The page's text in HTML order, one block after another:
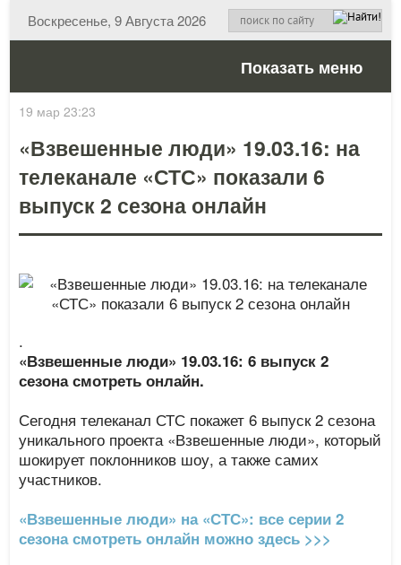
Воскресенье, 9 Августа 2026
Показать меню
19 мар 23:23
«Взвешенные люди» 19.03.16: на
телеканале «СТС» показали 6
выпуск 2 сезона онлайн
.
«Взвешенные люди» 19.03.16: 6 выпуск 2
сезона смотреть онлайн.
Сегодня телеканал СТС покажет 6 выпуск 2 сезона
уникального проекта «Взвешенные люди», который
шокирует поклонников шоу, а также самих
участников.
«Взвешенные люди» на «СТС»: все серии 2
сезона смотреть онлайн можно здесь >>>